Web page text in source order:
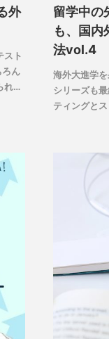
外
スト
ろん
れて
留学中の
も、国内
法vol.4
海外大進学
シリーズも
ティングと